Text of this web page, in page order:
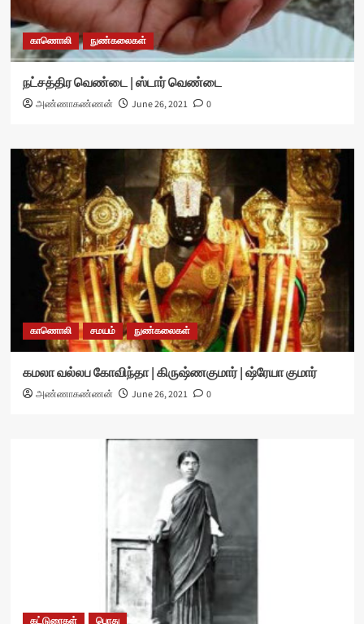
காணொலி நுண்கலைகள்
நட்சத்திர வெண்டை | ஸ்டார் வெண்டை
அண்ணாகண்ணன் June 26, 2021 0
காணொலி சமயம் நுண்கலைகள்
கமலா வல்லப கோவிந்தா | கிருஷ்ணகுமார் | ஷ்ரேயா குமார்
அண்ணாகண்ணன் June 26, 2021 0
கட்டுரைகள் பொது